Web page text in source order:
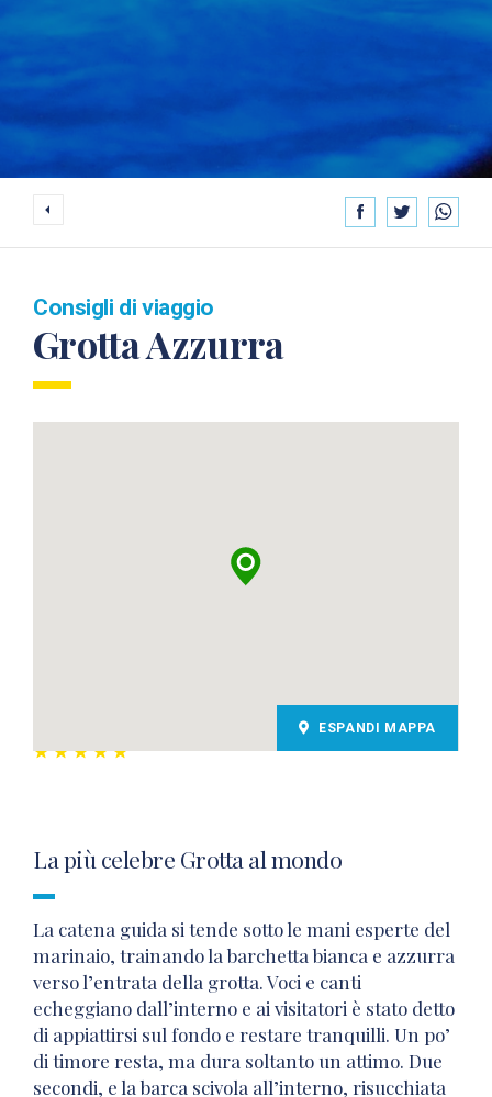
Consigli di viaggio
Grotta Azzurra
ESPANDI MAPPA
La più celebre Grotta al mondo
La catena guida si tende sotto le mani esperte del
marinaio, trainando la barchetta bianca e azzurra
verso l’entrata della grotta. Voci e canti
echeggiano dall’interno e ai visitatori è stato detto
di appiattirsi sul fondo e restare tranquilli. Un po’
di timore resta, ma dura soltanto un attimo. Due
secondi, e la barca scivola all’interno, risucchiata